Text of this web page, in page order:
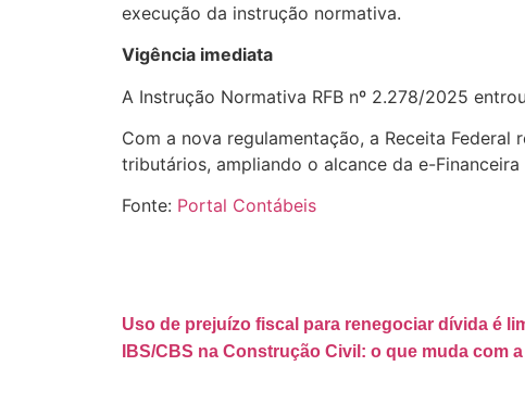
execução da instrução normativa.
Vigência imediata
A Instrução Normativa RFB nº 2.278/2025
Com a nova regulamentação, a Receita
tributários, ampliando o alcance da e-
Fonte: Portal Contábeis
Uso de prejuízo fiscal para renegociar dívida é
IBS/CBS na Construção Civil: o que muda com